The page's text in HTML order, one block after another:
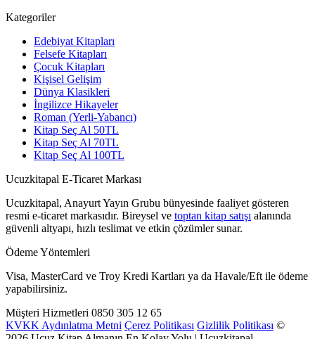
Kategoriler
Edebiyat Kitapları
Felsefe Kitapları
Çocuk Kitapları
Kişisel Gelişim
Dünya Klasikleri
İngilizce Hikayeler
Roman (Yerli-Yabancı)
Kitap Seç Al 50TL
Kitap Seç Al 70TL
Kitap Seç Al 100TL
Ucuzkitapal E-Ticaret Markası
Ucuzkitapal, Anayurt Yayın Grubu bünyesinde faaliyet gösteren
resmi e-ticaret markasıdır. Bireysel ve toptan kitap satışı alanında
güvenli altyapı, hızlı teslimat ve etkin çözümler sunar.
Ödeme Yöntemleri
Visa, MasterCard ve Troy Kredi Kartları ya da Havale/Eft ile ödeme
yapabilirsiniz.
Müşteri Hizmetleri 0850 305 12 65
KVKK Aydınlatma Metni Çerez Politikası Gizlilik Politikası ©